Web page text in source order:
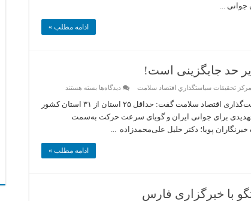
جوانی ...
ادامه مطلب »
مركز تحقيقات سياستگذاري اقتصاد سلامت دیدگاه‌ها برای
حداقل
۲۵
استان
حد
جایگزینی
است!
بسته هستند
11 بهمن ۱۴۰۰ – ۱۱:۴۶ رئیس مرکز تحقیقات سیاست‌گذاری اقتصاد سلامت گفت: حداقل ۲۵ استان از ۳۱ استان کشور
تهدیدی برای جوانی ایران و گویای سرعت حرکت به‌سمت
پویا؛ دکتر خلیل علی‌محمدزاده ...
ادامه مطلب »
با خبرگزاری فارس